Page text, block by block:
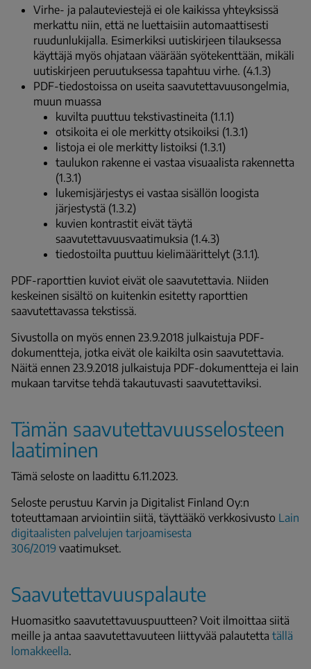
Virhe- ja palauteviestejä ei ole kaikissa yhteyksissä
merkattu niin, että ne luettaisiin automaattisesti
ruudunlukijalla. Esimerkiksi uutiskirjeen tilauksessa
käyttäjä myös ohjataan väärään syötekenttään, mikäli
uutiskirjeen peruutuksessa tapahtuu virhe. (4.1.3)
PDF-tiedostoissa on useita saavutettavuusongelmia,
muun muassa
kuvilta puuttuu tekstivastineita (1.1.1)
otsikoita ei ole merkitty otsikoiksi (1.3.1)
listoja ei ole merkitty listoiksi (1.3.1)
taulukon rakenne ei vastaa visuaalista rakennetta
(1.3.1)
lukemisjärjestys ei vastaa sisällön loogista
järjestystä (1.3.2)
kuvien kontrastit eivät täytä
saavutettavuusvaatimuksia (1.4.3)
tiedostoilta puuttuu kielimäärittelyt (3.1.1).
PDF-raporttien kuviot eivät ole saavutettavia. Niiden
keskeinen sisältö on kuitenkin esitetty raporttien
saavutettavassa tekstissä.
Sivustolla on myös ennen 23.9.2018 julkaistuja PDF-
dokumentteja, jotka eivät ole kaikilta osin saavutettavia.
Näitä ennen 23.9.2018 julkaistuja PDF-dokumentteja ei lain
mukaan tarvitse tehdä takautuvasti saavutettaviksi.
Tämän saavutettavuusselosteen
laatiminen
Tämä seloste on laadittu 6.11.2023.
Seloste perustuu Karvin ja Digitalist Finland Oy:n
toteuttamaan arviointiin siitä, täyttääkö verkkosivusto Lain
digitaalisten palvelujen tarjoamisesta
306/2019 vaatimukset.
Saavutettavuuspalaute
Huomasitko saavutettavuuspuutteen? Voit ilmoittaa siitä
meille ja antaa saavutettavuuteen liittyvää palautetta tällä
lomakkeella.